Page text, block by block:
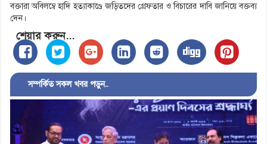
বক্তারা অবিলম্বে হাদি হত্যাকাণ্ডে জড়িতদের গ্রেফতার ও বিচারের দাবি জানিয়ে বক্তব্য
দেন।
শেয়ার করুন...
সম্পর্কিত সকল খবর পড়ুন..